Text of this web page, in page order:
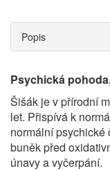
Popis
Psychická
Šišák je v přírodní
let. Přispívá k
normální psychické
buněk před
únavy a vyčerpání.